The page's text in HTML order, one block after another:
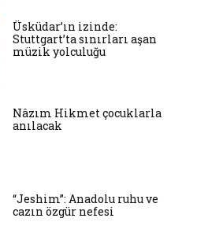
Üsküdar’ın izinde:
Stuttgart’ta sınırları aşan
müzik yolculuğu
Nâzım Hikmet çocuklarla
anılacak
“Jeshim”: Anadolu ruhu ve
cazın özgür nefesi